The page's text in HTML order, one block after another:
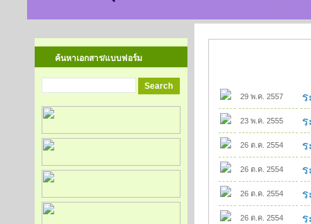
ค้นหาเอกสาร/แบบฟอร์ม
29 พ.ค. 2557
23 พ.ค. 2555
26 ต.ค. 2554
26 ต.ค. 2554
26 ต.ค. 2554
26 ต.ค. 2554